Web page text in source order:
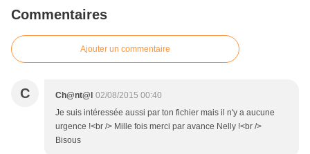
Commentaires
Ajouter un commentaire
C Ch@nt@l 02/08/2015 00:40
Je suis intéressée aussi par ton fichier mais il n'y a aucune
urgence !<br /> Mille fois merci par avance Nelly !<br />
Bisous